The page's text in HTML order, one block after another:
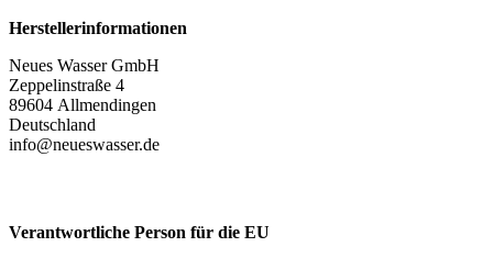
Herstellerinformationen
Neues Wasser GmbH
Zeppelinstraße 4
89604 Allmendingen
Deutschland
info@neueswasser.de
Verantwortliche Person für die EU